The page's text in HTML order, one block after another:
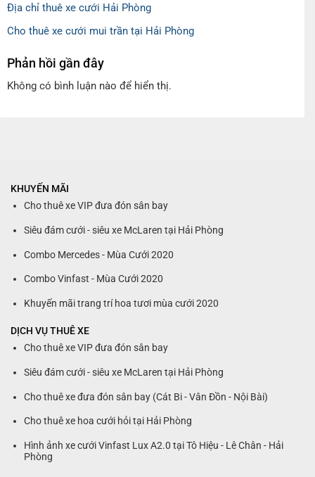
Địa chỉ thuê xe cưới Hải Phòng
Cho thuê xe cưới mui trần tại Hải Phòng
Phản hồi gần đây
Không có bình luận nào để hiển thị.
KHUYẾN MÃI
Cho thuê xe VIP đưa đón sân bay
Siêu đám cưới - siêu xe McLaren tại Hải Phòng
Combo Mercedes - Mùa Cưới 2020
Combo Vinfast - Mùa Cưới 2020
Khuyến mãi trang trí hoa tươi mùa cưới 2020
DỊCH VỤ THUÊ XE
Cho thuê xe VIP đưa đón sân bay
Siêu đám cưới - siêu xe McLaren tại Hải Phòng
Cho thuê xe đưa đón sân bay (Cát Bi - Vân Đồn - Nội Bài)
Cho thuê xe hoa cưới hỏi tại Hải Phòng
Hình ảnh xe cưới Vinfast Lux A2.0 tại Tô Hiệu - Lê Chân - Hải
Phòng